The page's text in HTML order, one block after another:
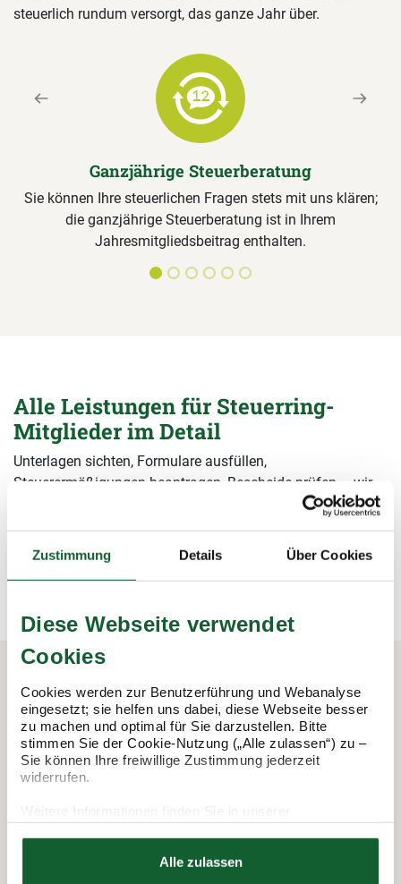
Zustimmung Details Über Cookies
Diese Webseite verwendet
Cookies
Cookies werden zur Benutzerführung und Webanalyse
eingesetzt; sie helfen uns dabei, diese Webseite besser
zu machen und optimal für Sie darzustellen. Bitte
stimmen Sie der Cookie-Nutzung („Alle zulassen“) zu –
Sie können Ihre freiwillige Zustimmung jederzeit
widerrufen.
Datenschutzerklärung
Alle zulassen
steuerlich rundum versorgt, das ganze Jahr über.
Ganzjährige Steuerberatung
Sie können Ihre steuerlichen Fragen stets mit uns klären;
die ganzjährige Steuerberatung ist in Ihrem
Jahresmitgliedsbeitrag enthalten.
Previous Next
Alle Leistungen für Steuerring-
Mitglieder im Detail
Unterlagen sichten, Formulare ausfüllen,
Steuerermäßigungen beantragen, Bescheide prüfen – wir
übernehmen alle Arbeiten rund um die Steuererklärung und
In 3 Schritten zur Steuererklärung.
So funktioniert's: